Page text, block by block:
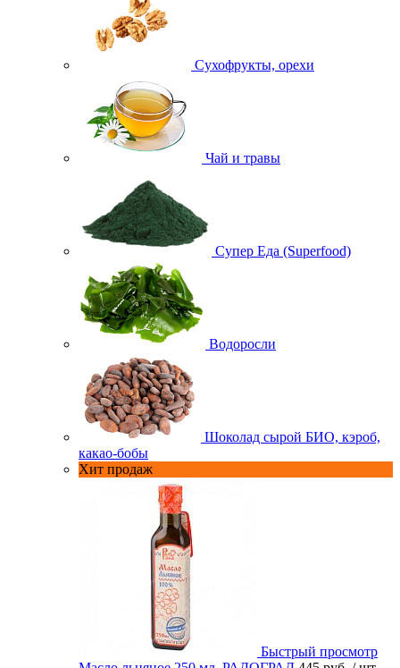
Сухофрукты, орехи
Чай и травы
Супер Еда (Superfood)
Водоросли
Шоколад сырой БИО, кэроб,
какао-бобы
Хит продаж
Быстрый просмотр